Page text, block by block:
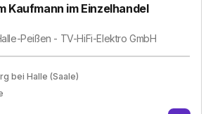
Kaufmann im Einzelhandel
Peißen - TV-HiFi-Elektro GmbH
bei Halle (Saale)